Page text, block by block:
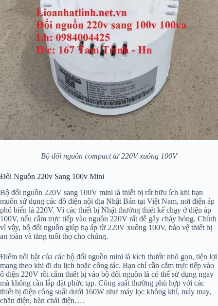
Bộ đổi nguồn compact từ 220V xuống 100V
Đổi Nguồn 220v Sang 100v Mini
Bộ đổi nguồn 220V sang 100V mini là thiết bị rất hữu ích khi bạn
muốn sử dụng các đồ điện nội địa Nhật Bản tại Việt Nam, nơi điện áp
phổ biến là 220V. Vì các thiết bị Nhật thường thiết kế chạy ở điện áp
100V, nếu cắm trực tiếp vào nguồn 220V rất dễ gây cháy hỏng. Chính
vì vậy, bộ đổi nguồn giúp hạ áp từ 220V xuống 100V, bảo vệ thiết bị
an toàn và tăng tuổi thọ cho chúng.
Điểm nổi bật của các bộ đổi nguồn mini là kích thước nhỏ gọn, tiện lợi
mang theo khi đi du lịch hoặc công tác. Bạn chỉ cần cắm trực tiếp vào
ổ điện 220V rồi cắm thiết bị vào bộ đổi nguồn là có thể sử dụng ngay
mà không cần lắp đặt phức tạp. Công suất thường phù hợp với các
thiết bị điện công suất dưới 160W như máy lọc không khí, máy may,
chăn điện, bàn chải điện….